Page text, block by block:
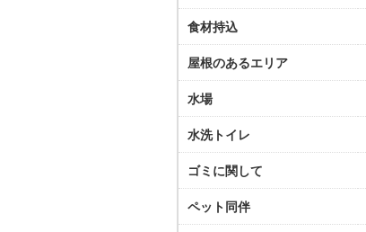
食材持込
屋根のあるエリア
水場
水洗トイレ
ゴミに関して
ペット同伴